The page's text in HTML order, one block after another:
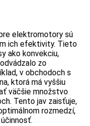
elektromotory sú
ich efektivity. Tieto
ako konvekciu,
zo
v obchodoch s
ktorá má vyššiu
väčšie množstvo
Tento jav zaisťuje,
rozmedzí,